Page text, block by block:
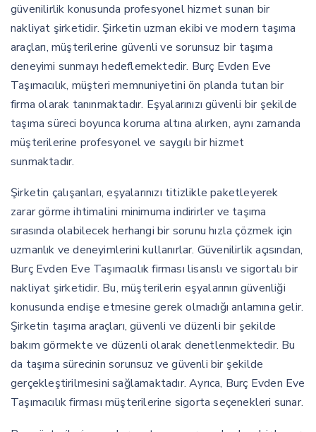
güvenilirlik konusunda profesyonel hizmet sunan bir
nakliyat şirketidir. Şirketin uzman ekibi ve modern taşıma
araçları, müşterilerine güvenli ve sorunsuz bir taşıma
deneyimi sunmayı hedeflemektedir. Burç Evden Eve
Taşımacılık, müşteri memnuniyetini ön planda tutan bir
firma olarak tanınmaktadır. Eşyalarınızı güvenli bir şekilde
taşıma süreci boyunca koruma altına alırken, aynı zamanda
müşterilerine profesyonel ve saygılı bir hizmet
sunmaktadır.
Şirketin çalışanları, eşyalarınızı titizlikle paketleyerek
zarar görme ihtimalini minimuma indirirler ve taşıma
sırasında olabilecek herhangi bir sorunu hızla çözmek için
uzmanlık ve deneyimlerini kullanırlar. Güvenilirlik açısından,
Burç Evden Eve Taşımacılık firması lisanslı ve sigortalı bir
nakliyat şirketidir. Bu, müşterilerin eşyalarının güvenliği
konusunda endişe etmesine gerek olmadığı anlamına gelir.
Şirketin taşıma araçları, güvenli ve düzenli bir şekilde
bakım görmekte ve düzenli olarak denetlenmektedir. Bu
da taşıma sürecinin sorunsuz ve güvenli bir şekilde
gerçekleştirilmesini sağlamaktadır. Ayrıca, Burç Evden Eve
Taşımacılık firması müşterilerine sigorta seçenekleri sunar.